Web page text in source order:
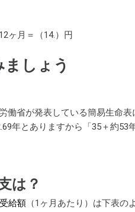
ヶ月＝（14.）円
しょう
省が発表している簡易生命
年とありますから「35＋約53
は？
給額 （1ヶ月あたり）は下表の